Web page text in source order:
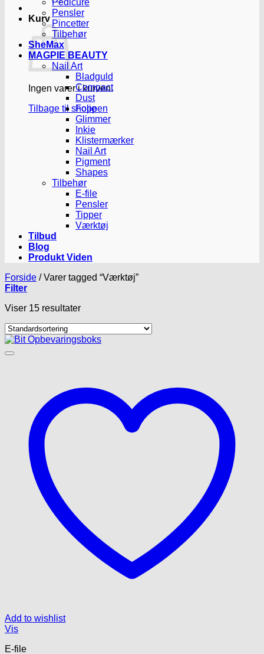
Kurv
Ingen varer i kurven.
Tilbage til shoppen
Pedicure
Pensler
Pincetter
Tilbehør
SheMax
MAGPIE BEAUTY
Nail Art
Bladguld
Compact
Dust
Folie
Glimmer
Inkie
Klistermærker
Nail Art
Pigment
Shapes
Tilbehør
E-file
Pensler
Tipper
Værktøj
Tilbud
Blog
Produkt Viden
Forside /Varer tagged “Værktøj”
Filter
Viser 15 resultater
Add to wishlist
Vis
E-file